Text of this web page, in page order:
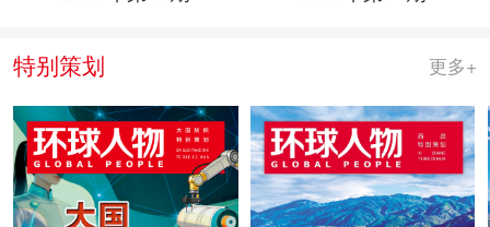
特别策划 更多+